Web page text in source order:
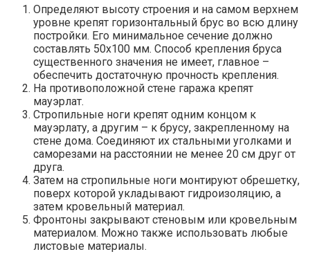
Определяют высоту строения и на самом верхнем
уровне крепят горизонтальный брус во всю длину
постройки. Его минимальное сечение должно
составлять 50х100 мм. Способ крепления бруса
существенного значения не имеет, главное –
обеспечить достаточную прочность крепления.
На противоположной стене гаража крепят
мауэрлат.
Стропильные ноги крепят одним концом к
мауэрлату, а другим – к брусу, закрепленному на
стене дома. Соединяют их стальными уголками и
саморезами на расстоянии не менее 20 см друг от
друга.
Затем на стропильные ноги монтируют обрешетку,
поверх которой укладывают гидроизоляцию, а
затем кровельный материал.
Фронтоны закрывают стеновым или кровельным
материалом. Можно также использовать любые
листовые материалы.